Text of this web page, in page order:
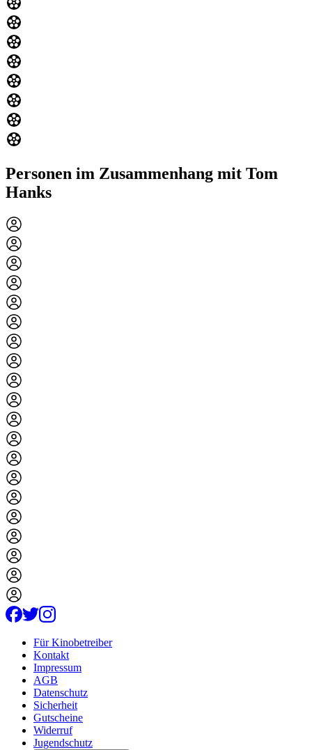
Personen im Zusammenhang mit Tom
Hanks
Für Kinobetreiber
Kontakt
Impressum
AGB
Datenschutz
Sicherheit
Gutscheine
Widerruf
Jugendschutz